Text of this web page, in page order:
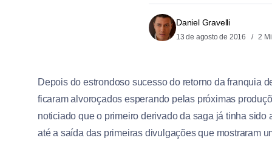
Daniel Gravelli
13 de agosto de 2016 2
Depois do estrondoso sucesso do retorno da franquia
ficaram alvoroçados esperando pelas próximas
noticiado que o primeiro derivado da saga já tinha
até a saída das primeiras divulgações que mostraram